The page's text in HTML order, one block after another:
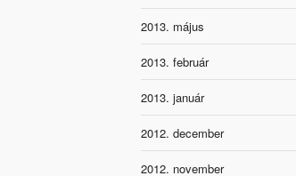
2013. május
2013. február
2013. január
2012. december
2012. november